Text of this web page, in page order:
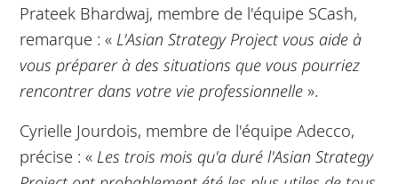
Prateek Bhardwaj, membre de l'équipe SCash,
remarque : « L'Asian Strategy Project vous aide à
vous préparer à des situations que vous pourriez
rencontrer dans votre vie professionnelle».
Cyrielle Jourdois, membre de l'équipe Adecco,
précise : « Les trois mois qu'a duré l'Asian Strategy